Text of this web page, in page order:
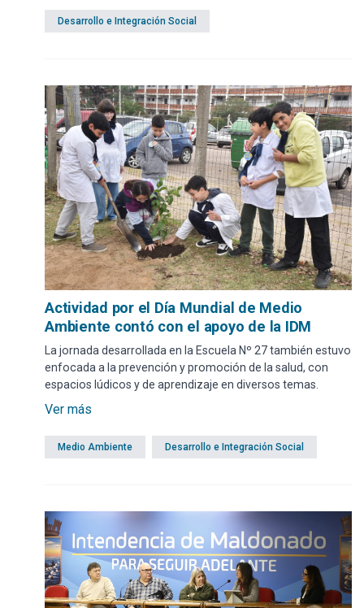
apoyo social que reafirma el compromiso de la
Administración del intendente Miguel Abella.
Desarrollo e Integración Social
Actividad por el Día Mundial de Medio
Ambiente contó con el apoyo de la IDM
La jornada desarrollada en la Escuela Nº 27 también estuvo
enfocada a la prevención y promoción de la salud, con
espacios lúdicos y de aprendizaje en diversos temas.
Ver más
Medio Ambiente Desarrollo e Integración Social